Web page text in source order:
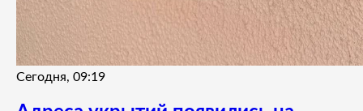
Сегодня, 09:19